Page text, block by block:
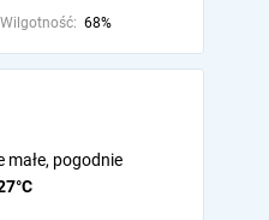
Wilgotność: 68%
małe, pogodnie